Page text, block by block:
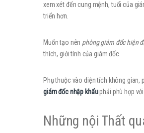
xem xét đến cung mệnh, tuổi của
triển hơn.
Muốn tạo nên phòng giám đốc hiện
thích, giới tính của giám đốc.
Phụ thuộc vào diện tích không
giám đốc nhập khẩuphải phù hợp
Những nội Thất